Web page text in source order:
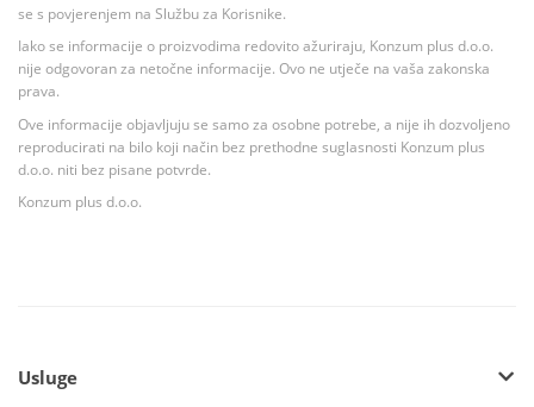
se s povjerenjem na Službu za Korisnike.
Iako se informacije o proizvodima redovito ažuriraju, Konzum plus d.o.o.
nije odgovoran za netočne informacije. Ovo ne utječe na vaša zakonska
prava.
Ove informacije objavljuju se samo za osobne potrebe, a nije ih dozvoljeno
reproducirati na bilo koji način bez prethodne suglasnosti Konzum plus
d.o.o. niti bez pisane potvrde.
Konzum plus d.o.o.
Usluge